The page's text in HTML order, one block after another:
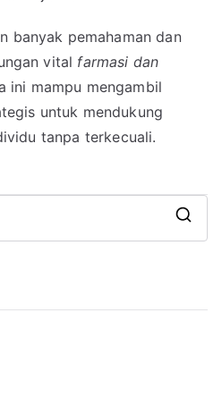
banyak pemahaman dan
vital farmasi dan
ini mampu mengambil
untuk mendukung
tanpa terkecuali.